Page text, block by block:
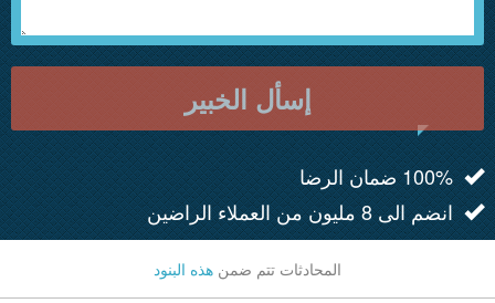
إسأل الخبير
100% ضمان الرضا
انضم الى 8 مليون من العملاء الراضين
المحادثات تتم ضمن هذه البنود